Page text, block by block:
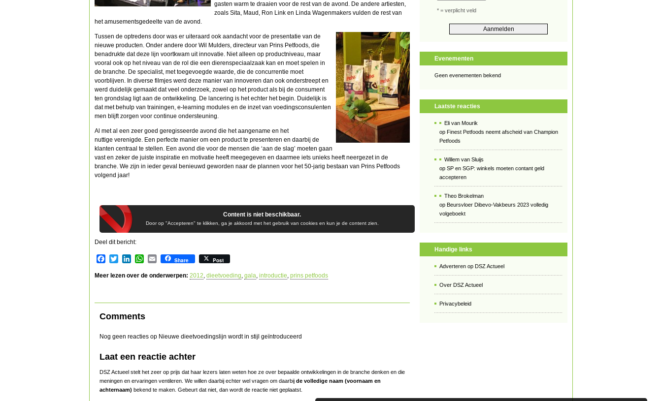
gasten warm te draaien voor de rest van de avond. De andere artiesten,
zoals Sita, Maud, Ron Link en Linda Wagenmakers vulden de rest van
het amusementsgedeelte van de avond.
Tussen de optredens door was er uiteraard ook aandacht voor de presentatie van de
nieuwe producten. Onder andere door Wil Mulders, directeur van Prins Petfoods, die
benadrukte dat deze lijn voortkwam uit innovatie. Niet alleen op productniveau, maar
vooral ook op het niveau van de rol die een dierenspeciaalzaak kan en moet spelen in
de branche. De specialist, met toegevoegde waarde, die de concurrentie moet
voorblijven. In diverse filmjes werd deze manier van innoveren dan ook onderstreept en
werd duidelijk gemaakt dat veel onderzoek, zowel op het product als bij de consument
ten grondslag ligt aan de ontwikkeling. De lancering is het echter het begin. Duidelijk is
dat met behulp van trainingen, e-learning modules en de inzet van voedingsconsulenten
men blijft zorgen voor continue ondersteuning.
Al met al een zeer goed geregisseerde avond die het aangename en het
nuttige verenigde. Een perfecte manier om een product te presenteren en daarbij de
klanten centraal te stellen. Een avond die voor de mensen die ‘aan de slag’ moeten gaan
vast en zeker de juiste inspiratie en motivatie heeft meegegeven en daarmee iets unieks heeft neergezet in de
branche. We zijn in ieder geval benieuwd geworden naar de plannen voor het 50-jarig bestaan van Prins Petfoods
volgend jaar!
Content is niet beschikbaar.
Door op "Accepteren" te klikken, ga je akkoord met het gebruik van cookies en kun je de content zien.
Deel dit bericht:
Facebook
TwitterLinkedInWhatsApp
EmailShare Post
Meer lezen over de onderwerpen: 2012, dieetvoeding, gala, introductie, prins petfoods
Comments
Nog geen reacties op Nieuwe dieetvoedingslijn wordt in stijl geïntroduceerd
Laat een reactie achter
DSZ Actueel stelt het zeer op prijs dat haar lezers laten weten hoe ze over bepaalde ontwikkelingen in de branche denken en die
meningen en ervaringen ventileren. We willen daarbij echter wel vragen om daarbij de volledige naam (voornaam en
achternaam) bekend te maken. Gebeurt dat niet, dan wordt de reactie niet geplaatst.
* = verplicht veld
Evenementen
Geen evenementen bekend
Laatste reacties
Eli van Mourik
op Finest Petfoods neemt afscheid van Champion
Petfoods
Willem van Sluijs
op SP en SGP: winkels moeten contant geld
accepteren
Theo Brokelman
op Beursvloer Dibevo-Vakbeurs 2023 volledig
volgeboekt
Handige links
Adverteren op DSZ Actueel
Over DSZ Actueel
Privacybeleid